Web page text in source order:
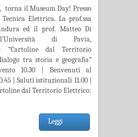
torna il Museum Day! Presso
Elettrica. La prof.ssa
ed il prof. Matteo Di
di Pavia,
“Cartoline dal Territorio
tra storia e geografia”
10.30 | Benvenuti al
| Saluti istituzionali 11.00 |
dal Territorio Elettrico:
Leggi